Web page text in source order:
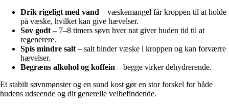
Drik rigeligt med vand – væskemangel får kroppen til at holde
på væske, hvilket kan give hævelser.
Sov godt – 7–8 timers søvn hver nat giver huden tid til at
regenerere.
Spis mindre salt – salt binder væske i kroppen og kan forværre
hævelser.
Begræns alkohol og koffein – begge virker dehydrerende.
Et stabilt søvnmønster og en sund kost gør en stor forskel for både
hudens udseende og dit generelle velbefindende.